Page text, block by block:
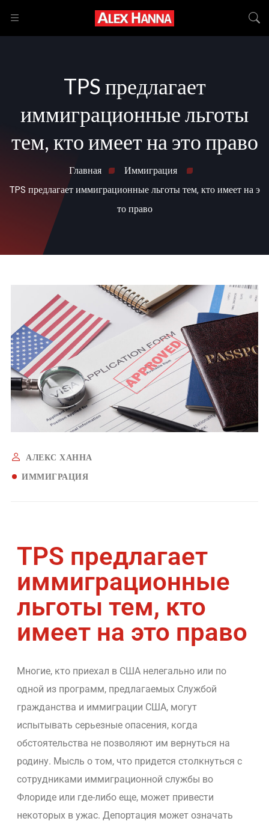
TPS предлагает
иммиграционные льготы
тем, кто имеет на это право
Главная
Иммиграция
TPS предлагает иммиграционные льготы тем, кто имеет на э
то право
АЛЕКС ХАННА
ИММИГРАЦИЯ
TPS предлагает
иммиграционные
льготы тем, кто
имеет на это право
Многие, кто приехал в США нелегально или по
одной из программ, предлагаемых Службой
гражданства и иммиграции США, могут
испытывать серьезные опасения, когда
обстоятельства не позволяют им вернуться на
родину. Мысль о том, что придется столкнуться с
сотрудниками иммиграционной службы во
Флориде или где-либо еще, может привести
некоторых в ужас. Депортация может означать